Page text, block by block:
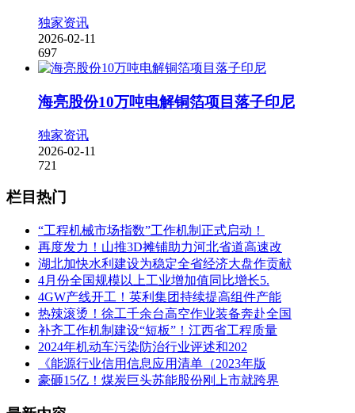
独家资讯
2026-02-11
697
海亮股份10万吨电解铜箔项目落子印尼
独家资讯
2026-02-11
721
栏目热门
“工程机械市场指数”工作机制正式启动！
再度发力！山推3D摊铺助力河北省道高速改
湖北加快水利建设为稳定全省经济大盘作贡献
4月份全国规模以上工业增加值同比增长5.
4GW产线开工！英利集团持续提高组件产能
热辣滚烫！徐工千余台高空作业装备奔赴全国
补齐工作机制建设“短板”！江西省工程质量
2024年机动车污染防治行业评述和202
《能源行业信用信息应用清单（2023年版
豪砸15亿！煤炭巨头苏能股份刚上市就跨界